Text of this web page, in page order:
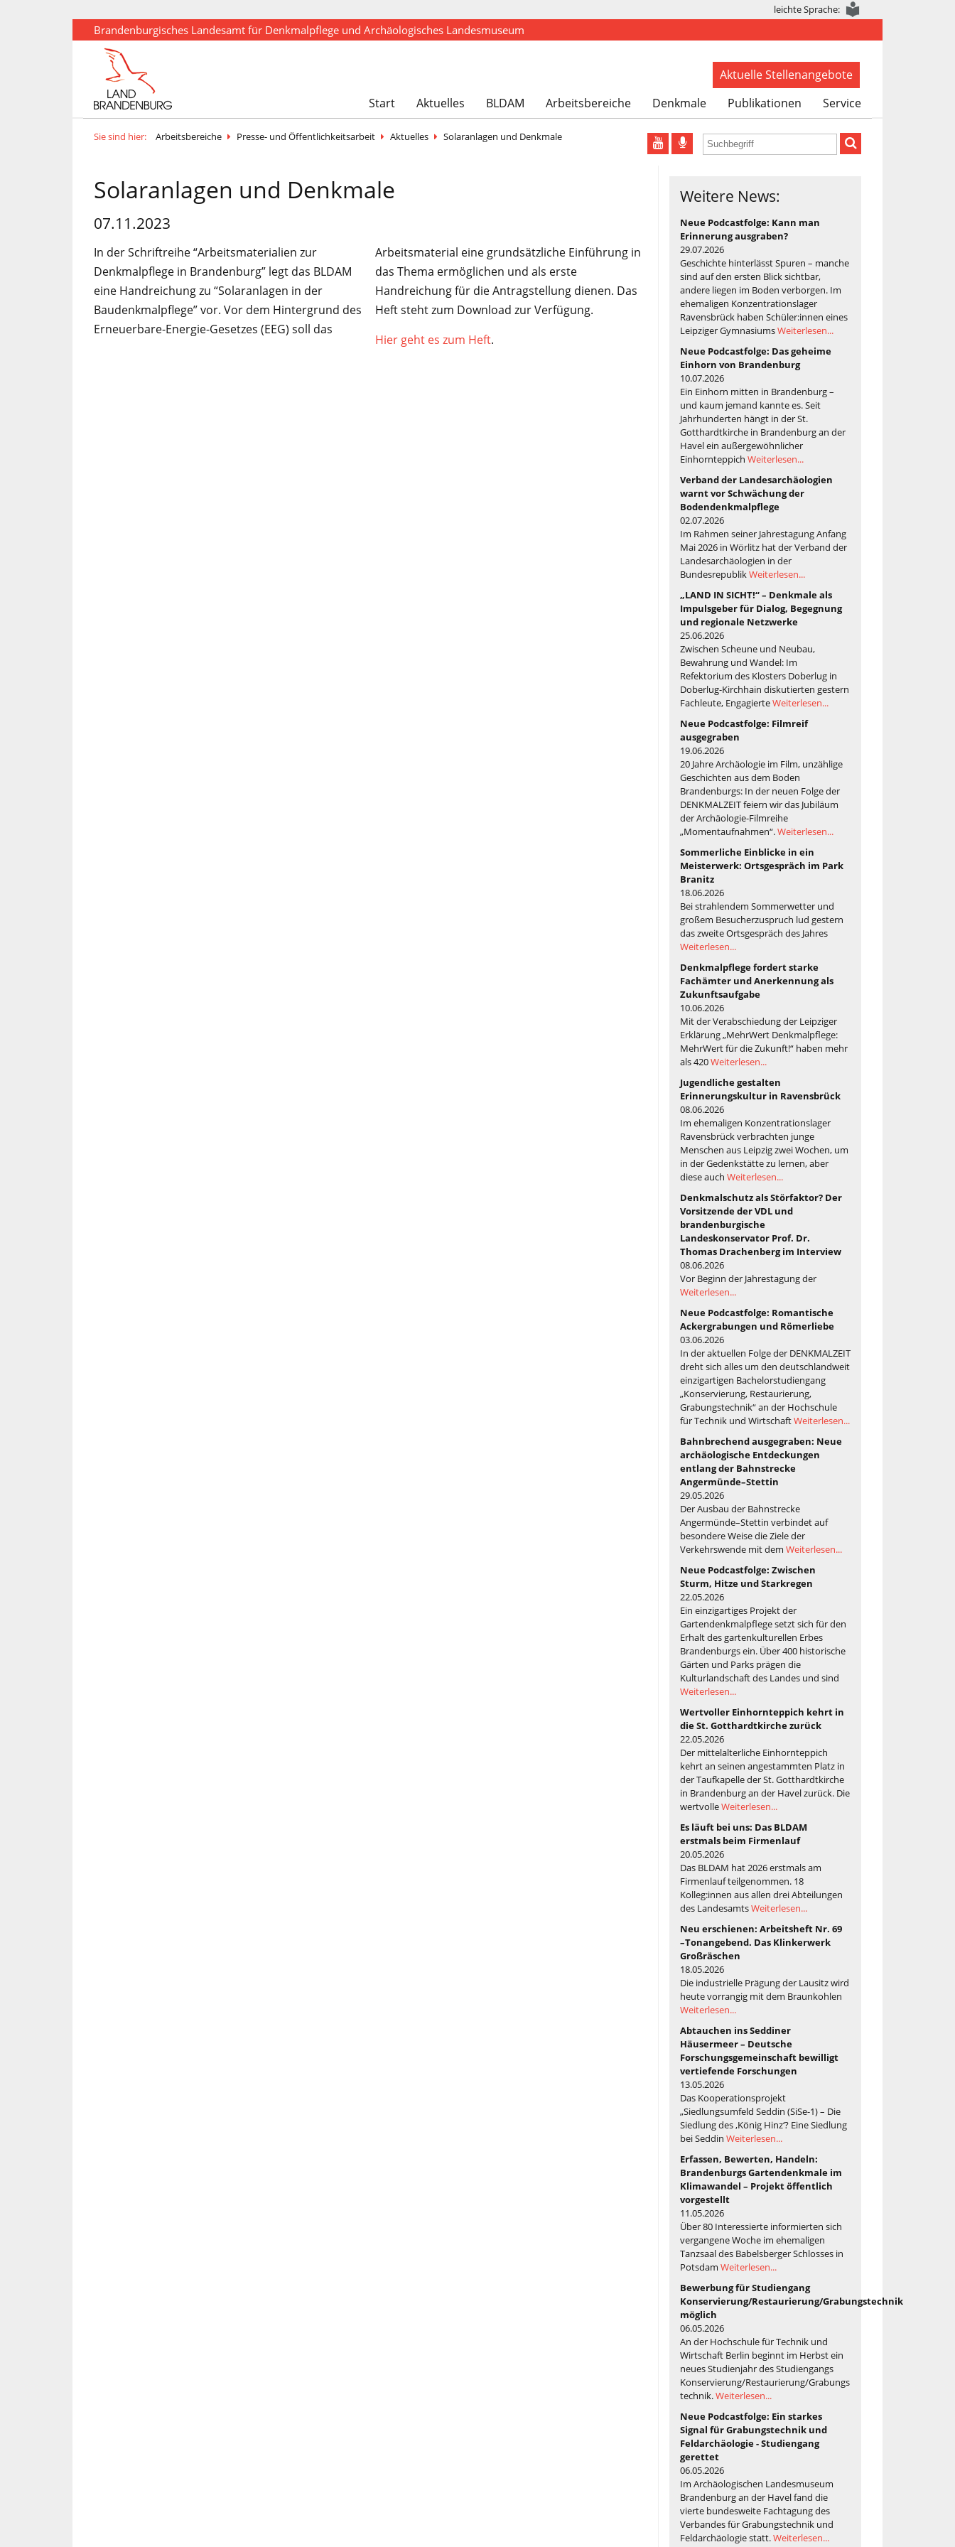
leichte Sprache:
Brandenburgisches Landesamt für Denkmalpflege und Archäologisches Landesmuseum
Aktuelle Stellenangebote
Start
Aktuelles BLDAM Arbeitsbereiche Denkmale Publikationen Service
Sie sind hier: Arbeitsbereiche Presse- und Öffentlichkeitsarbeit Aktuelles Solaranlagen und Denkmale
Solaranlagen und Denkmale
07.11.2023
In der Schriftreihe “Arbeitsmaterialien zur
Denkmalpflege in Brandenburg” legt das BLDAM
eine Handreichung zu “Solaranlagen in der
Baudenkmalpflege” vor. Vor dem Hintergrund des
Erneuerbare-Energie-Gesetzes (EEG) soll das
Arbeitsmaterial eine grundsätzliche Einführung in
das Thema ermöglichen und als erste
Handreichung für die Antragstellung dienen. Das
Heft steht zum Download zur Verfügung.
Hier geht es zum Heft.
Weitere News:
Neue Podcastfolge: Kann man
Erinnerung ausgraben?
29.07.2026
Geschichte hinterlässt Spuren – manche
sind auf den ersten Blick sichtbar,
andere liegen im Boden verborgen. Im
ehemaligen Konzentrationslager
Ravensbrück haben Schüler:innen eines
Leipziger GymnasiumsWeiterlesen...
Neue Podcastfolge: Das geheime
Einhorn von Brandenburg
10.07.2026
Ein Einhorn mitten in Brandenburg –
und kaum jemand kannte es. Seit
Jahrhunderten hängt in der St.
Gotthardtkirche in Brandenburg an der
Havel ein außergewöhnlicher
Einhornteppich Weiterlesen...
Verband der Landesarchäologien
warnt vor Schwächung der
Bodendenkmalpflege
02.07.2026
Im Rahmen seiner Jahrestagung Anfang
Mai 2026 in Wörlitz hat der Verband der
Landesarchäologien in der
BundesrepublikWeiterlesen...
„LAND IN SICHT!“ – Denkmale als
Impulsgeber für Dialog, Begegnung
und regionale Netzwerke
25.06.2026
Zwischen Scheune und Neubau,
Bewahrung und Wandel: Im
Refektorium des Klosters Doberlug in
Doberlug-Kirchhain diskutierten gestern
Fachleute, EngagierteWeiterlesen...
Neue Podcastfolge: Filmreif
ausgegraben
19.06.2026
20 Jahre Archäologie im Film, unzählige
Geschichten aus dem Boden
Brandenburgs: In der neuen Folge der
DENKMALZEIT feiern wir das Jubiläum
der Archäologie-Filmreihe
„Momentaufnahmen“.Weiterlesen...
Sommerliche Einblicke in ein
Meisterwerk: Ortsgespräch im Park
Branitz
18.06.2026
Bei strahlendem Sommerwetter und
großem Besucherzuspruch lud gestern
das zweite Ortsgespräch des Jahres
Weiterlesen...
Denkmalpflege fordert starke
Fachämter und Anerkennung als
Zukunftsaufgabe
10.06.2026
Mit der Verabschiedung der Leipziger
Erklärung „MehrWert Denkmalpflege:
MehrWert für die Zukunft!“ haben mehr
als 420Weiterlesen...
Jugendliche gestalten
Erinnerungskultur in Ravensbrück
08.06.2026
Im ehemaligen Konzentrationslager
Ravensbrück verbrachten junge
Menschen aus Leipzig zwei Wochen, um
in der Gedenkstätte zu lernen, aber
diese auch Weiterlesen...
Denkmalschutz als Störfaktor? Der
Vorsitzende der VDL und
brandenburgische
Landeskonservator Prof. Dr.
Thomas Drachenberg im Interview
08.06.2026
Vor Beginn der Jahrestagung der
Weiterlesen...
Neue Podcastfolge: Romantische
Ackergrabungen und Römerliebe
03.06.2026
In der aktuellen Folge der DENKMALZEIT
dreht sich alles um den deutschlandweit
einzigartigen Bachelorstudiengang
„Konservierung, Restaurierung,
Grabungstechnik“ an der Hochschule
für Technik und WirtschaftWeiterlesen...
Bahnbrechend ausgegraben: Neue
archäologische Entdeckungen
entlang der Bahnstrecke
Angermünde–Stettin
29.05.2026
Der Ausbau der Bahnstrecke
Angermünde–Stettin verbindet auf
besondere Weise die Ziele der
Verkehrswende mit dem Weiterlesen...
Neue Podcastfolge: Zwischen
Sturm, Hitze und Starkregen
22.05.2026
Ein einzigartiges Projekt der
Gartendenkmalpflege setzt sich für den
Erhalt des gartenkulturellen Erbes
Brandenburgs ein. Über 400 historische
Gärten und Parks prägen die
Kulturlandschaft des Landes und sind
Weiterlesen...
Wertvoller Einhornteppich kehrt in
die St. Gotthardtkirche zurück
22.05.2026
Der mittelalterliche Einhornteppich
kehrt an seinen angestammten Platz in
der Taufkapelle der St. Gotthardtkirche
in Brandenburg an der Havel zurück. Die
wertvolleWeiterlesen...
Es läuft bei uns: Das BLDAM
erstmals beim Firmenlauf
20.05.2026
Das BLDAM hat 2026 erstmals am
Firmenlauf teilgenommen. 18
Kolleg:innen aus allen drei Abteilungen
des LandesamtsWeiterlesen...
Neu erschienen: Arbeitsheft Nr. 69
–Tonangebend. Das Klinkerwerk
Großräschen
18.05.2026
Die industrielle Prägung der Lausitz wird
heute vorrangig mit dem Braunkohlen
Weiterlesen...
Abtauchen ins Seddiner
Häusermeer – Deutsche
Forschungsgemeinschaft bewilligt
vertiefende Forschungen
13.05.2026
Das Kooperationsprojekt
„Siedlungsumfeld Seddin (SiSe-1) – Die
Siedlung des ‚König Hinz‘? Eine Siedlung
bei Seddin Weiterlesen...
Erfassen, Bewerten, Handeln:
Brandenburgs Gartendenkmale im
Klimawandel – Projekt öffentlich
vorgestellt
11.05.2026
Über 80 Interessierte informierten sich
vergangene Woche im ehemaligen
Tanzsaal des Babelsberger Schlosses in
Potsdam Weiterlesen...
Bewerbung für Studiengang
Konservierung/Restaurierung/Grabungstechnik
möglich
06.05.2026
An der Hochschule für Technik und
Wirtschaft Berlin beginnt im Herbst ein
neues Studienjahr des Studiengangs
Konservierung/Restaurierung/Grabungs
technik.Weiterlesen...
Neue Podcastfolge: Ein starkes
Signal für Grabungstechnik und
Feldarchäologie - Studiengang
gerettet
06.05.2026
Im Archäologischen Landesmuseum
Brandenburg an der Havel fand die
vierte bundesweite Fachtagung des
Verbandes für Grabungstechnik und
Feldarchäologie statt.Weiterlesen...